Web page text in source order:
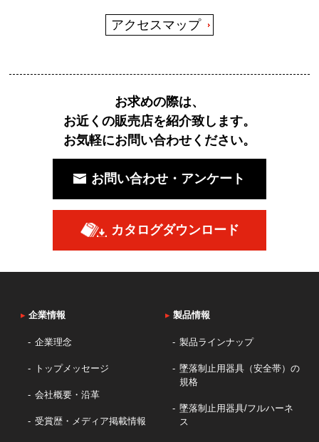
アクセスマップ
お求めの際は、
お近くの販売店を紹介致します。
お気軽にお問い合わせください。
お問い合わせ・アンケート
カタログダウンロード
▸ 企業情報
企業理念
トップメッセージ
会社概要・沿革
受賞歴・メディア掲載情報
▸ 製品情報
製品ラインナップ
墜落制止用器具（安全帯）の
規格
墜落制止用器具/フルハーネ
ス